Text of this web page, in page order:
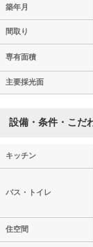
築年月
間取り
専有面積
主要採光面
設備・条件・こだ
キッチン
バス・トイレ
住空間